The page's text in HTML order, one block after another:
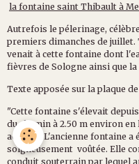
la fontaine saint Thibault à
Autrefois le pélerinage,
premiers dimanches de
venait à cette fontaine dont
fièvres de Sologne ainsi que la
Texte apposée sur la plaque
"Cette fontaine s'élevait
du chemin à 2.50 m environ
actuelle. L'ancienne fontaine a
soigneusement voûtée. Elle
conduit souterrain par lequel